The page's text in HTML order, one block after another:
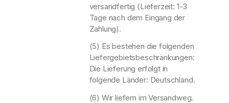
versandfertig (Lieferzeit: 1-3
Tage nach dem Eingang der
Zahlung).
(5) Es bestehen die folgenden
Liefergebietsbeschränkungen:
Die Lieferung erfolgt in
folgende Länder: Deutschland.
(6) Wir liefern im Versandweg.